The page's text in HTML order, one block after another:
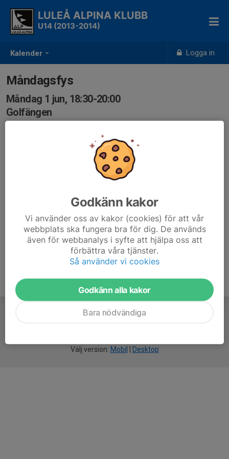
Kalender Logga in
LULEÅ ALPINA KLUBB
U14 (2013-2014)
Måndagsfys
Måndag 1 jun, 18:30-20:00
Golfängen
Välj version: Mobil Desktop
Godkänn kakor
Vi använder oss av kakor (cookies) för att vår
webbplats ska fungera bra för dig. De används
även för webbanalys i syfte att hjälpa oss att
förbättra våra tjänster.
Så använder vi cookies
Godkänn alla kakor
Bara nödvändiga